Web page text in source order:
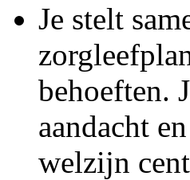
Je stelt
behoeften.
aandacht
welzijn